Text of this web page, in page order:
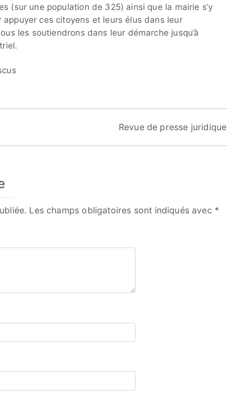
(sur une population de 325) ainsi que la mairie s’y
ces citoyens et leurs élus dans leur
les soutiendrons dans leur démarche jusqu’à
Revue de presse juridique
Les champs obligatoires sont indiqués avec *